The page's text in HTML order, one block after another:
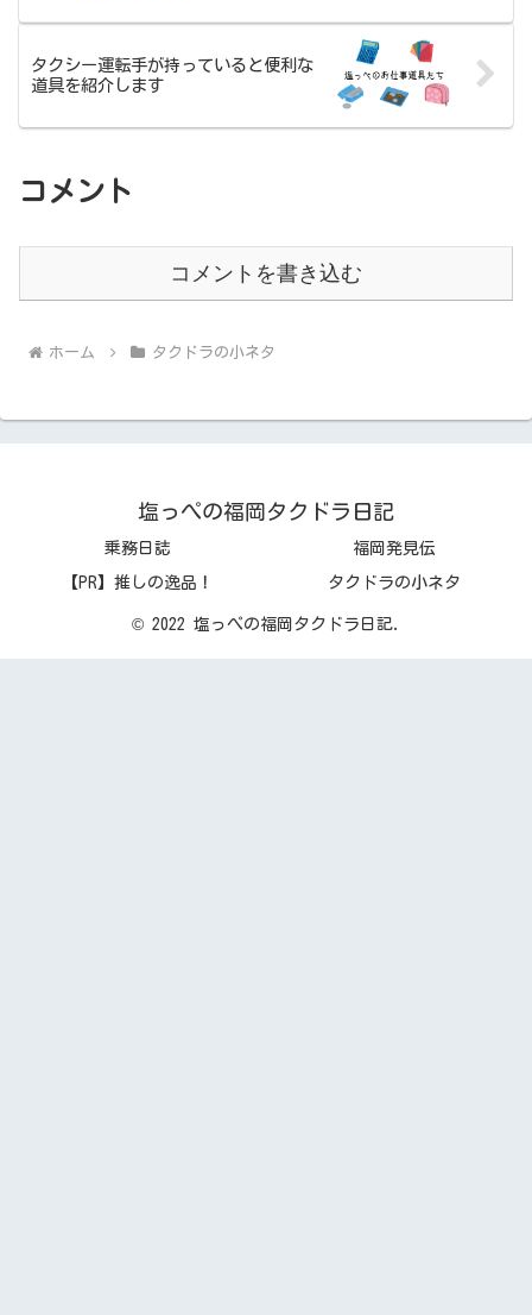
タクシー運転手が持っていると便利な
道具を紹介します
コメント
コメントを書き込む
ホーム タクドラの小ネタ
塩っぺの福岡タクドラ日記
乗務日誌 福岡発見伝
【PR】推しの逸品！ タクドラの小ネタ
© 2022 塩っぺの福岡タクドラ日記.